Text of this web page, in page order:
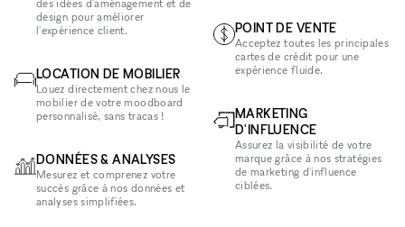
des idées d'aménagement et de
design pour améliorer
l'expérience client.
LOCATION DE MOBILIER
Louez directement chez nous le
mobilier de votre moodboard
personnalisé, sans tracas !
DONNÉES & ANALYSES
Mesurez et comprenez votre
succès grâce à nos données et
analyses simplifiées.
POINT DE VENTE
Acceptez toutes les principales
cartes de crédit pour une
expérience fluide.
MARKETING
D'INFLUENCE
Assurez la visibilité de votre
marque grâce à nos stratégies
de marketing d'influence
ciblées.